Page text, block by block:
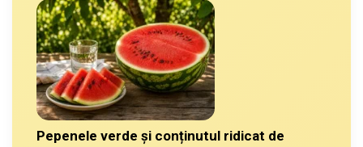
Pepenele verde și conținutul ridicat de